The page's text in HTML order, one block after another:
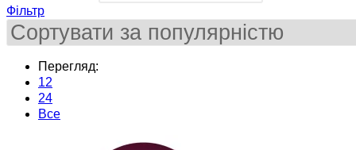
Фільтр
Перегляд:
12
24
Все